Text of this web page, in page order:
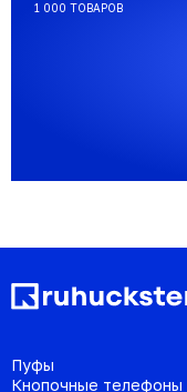
1 000 ТОВАРОВ
Пуфы
Кнопочные телефоны